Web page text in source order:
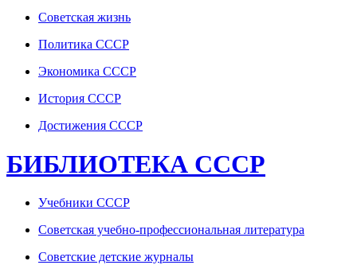
Советская жизнь
Политика СССР
Экономика СССР
История СССР
Достижения СССР
БИБЛИОТЕКА СССР
Учебники СССР
Советская учебно-профессиональная литература
Советские детские журналы